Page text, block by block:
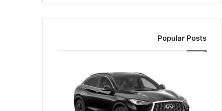
Popular Posts